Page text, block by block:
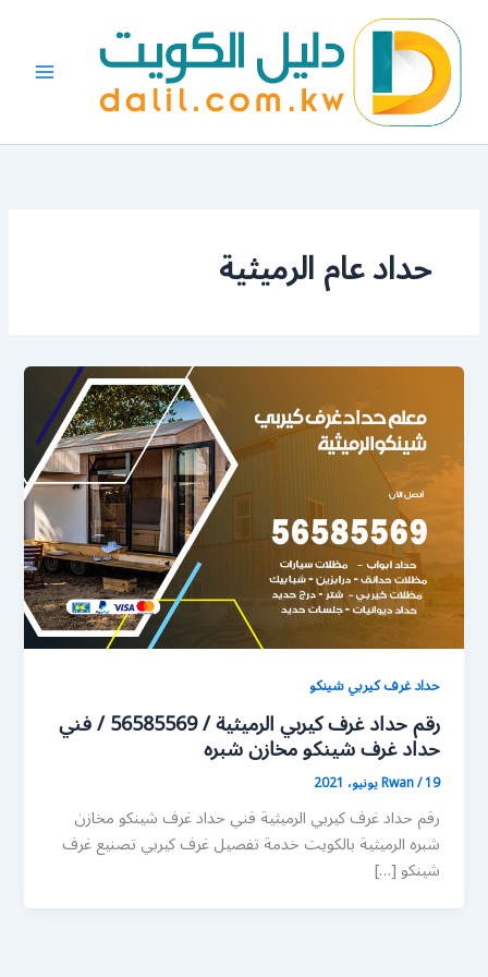
المحتوى
حداد عام الرميثية
حداد غرف كيربي شينكو
رقم حداد غرف كيربي الرميثية / 56585569 / فني
حداد غرف شينكو مخازن شبره
Rwan/19 يونيو، 2021
رقم حداد غرف كيربي الرميثية فني حداد غرف شينكو مخازن
شبره الرميثية بالكويت خدمة تفصيل غرف كيربي تصنيع غرف
شينكو […]